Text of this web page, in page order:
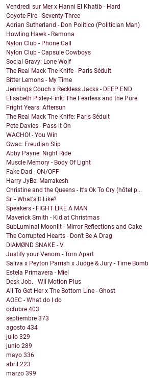
Vendredi sur Mer x Hanni El Khatib - Hard
Coyote Fire - Seventy-Three
Adrian Sutherland - Don Politico (Politician Man)
Howling Hawk - Ramona
Nylon Club - Phone Call
Nylon Club - Capsule Cowboys
Social Gravy: Lone Wolf
The Real Mack The Knife - Paris Séduit
Bitter Lemons - My Time
Jennings Couch x Reckless Jacks - DEEP END
Elisabeth Pixley-Fink: The Fearless and the Pure
Fright Years: Aftersun
The Real Mack The Knife: Paris Séduit
Pete Davies - Pass it On
WACHO! - You Win
Gwac: Freudian Slip
Abby Payne: Night Ride
Muscle Memory - Body Of Light
Fake Dad - ON/OFF
Harry JyBe: Marrakesh
Christine and the Queens - It's Ok To Cry (hôtel p...
Sr. - What's It Like?
Speakers - FIGHT LIKE A MAN
Maverick Smith - Kid at Christmas
SubLuminal Moonlit - Mirror Reflections and Cake
The Corrupted Hearts - Don't Be A Drag
DIAMØND SNAKE - V.
Justify your Venom - Torn Apart
Saliva x Peyton Parrish x Judge & Jury - Time Bomb
Estela Primavera - Miel
Desk Job. - Wii Motion Plus
All To Get Her x The Bottom Line - Ghost
AOEC - What do I do
octubre 403
septiembre 373
agosto 434
julio 329
junio 289
mayo 336
abril 223
marzo 399